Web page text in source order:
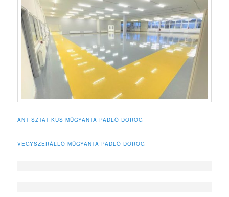
ANTISZTATIKUS MŰGYANTA PADLÓ DOROG
VEGYSZERÁLLÓ MŰGYANTA PADLÓ DOROG